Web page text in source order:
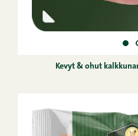
Kevyt & ohut